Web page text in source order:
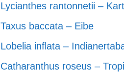
Lycianthes rantonnetii –
Taxus baccata – Eibe
Lobelia inflata –
Catharanthus roseus –